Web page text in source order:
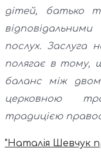
дітей, батько
послух. Заслуга
полягає в тому,
баланс між
церковною
традицією
"Наталія Шевчук